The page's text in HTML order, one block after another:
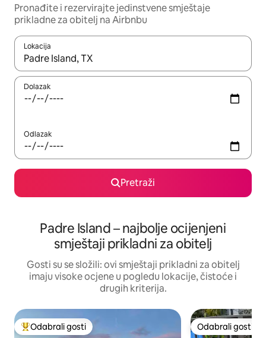
Pronađite i rezervirajte jedinstvene smještaje
prikladne za obitelj na Airbnbu
Lokacija
Kada budu dostupni rezultati, moći ćete ih pregledati
Dolazak
Odlazak
Pretraži
Padre Island – najbolje ocijenjeni
smještaji prikladni za obitelj
Gosti su se složili: ovi smještaji prikladni za obitelj
imaju visoke ocjene u pogledu lokacije, čistoće i
drugih kriterija.
Među najviše rangiranima s oznakom „Odabrali gosti”
Odabrali gosti Odabrali gosti
Odabrali gosti